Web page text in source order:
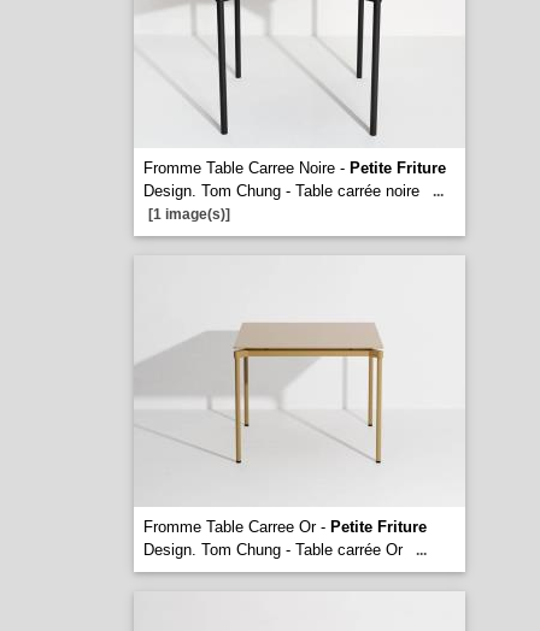
Fromme Table Carree Noire - Petite Friture
Design. Tom Chung - Table carrée noire
...
[1 image(s)]
Fromme Table Carree Or - Petite Friture
Design. Tom Chung - Table carrée Or
...